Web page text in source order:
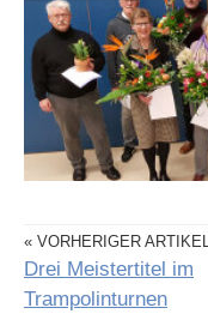
« VORHERIGER ARTIKEL
Drei Meistertitel im
Trampolinturnen